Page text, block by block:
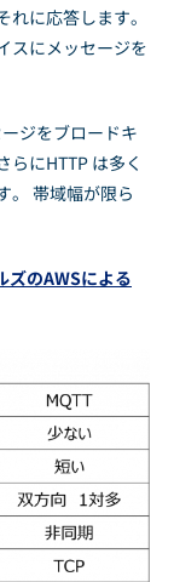
に応答します。
スにメッセージを
ジをブロードキ
らにHTTP は多く
。 帯域幅が限ら
ズのAWSによる